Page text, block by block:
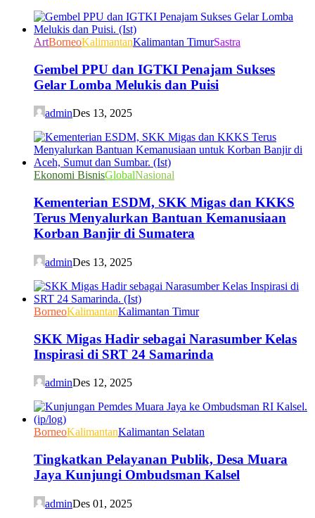
ArtBorneoKalimantanKalimantan TimurSastra
Gembel PPU dan IGTKI Penajam Sukses
Gelar Lomba Melukis dan Puisi
adminDes 13, 2025
Ekonomi BisnisGlobalNasional
Kementerian ESDM, SKK Migas dan KKKS
Terus Menyalurkan Bantuan Kemanusiaan
Korban Banjir di Sumatera
adminDes 13, 2025
BorneoKalimantanKalimantan Timur
SKK Migas Hadir sebagai Narasumber Kelas
Inspirasi di SRT 24 Samarinda
adminDes 12, 2025
BorneoKalimantanKalimantan Selatan
Tingkatkan Pelayanan Publik, Desa Muara
Jaya Kunjungi Ombudsman Kalsel
adminDes 01, 2025